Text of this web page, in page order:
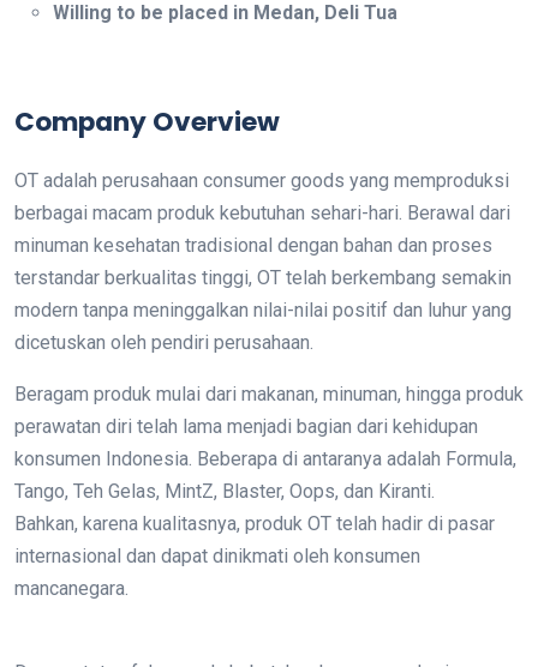
Willing to be placed in Medan, Deli Tua
Company Overview
OT adalah perusahaan consumer goods yang memproduksi
berbagai macam produk kebutuhan sehari-hari. Berawal dari
minuman kesehatan tradisional dengan bahan dan proses
terstandar berkualitas tinggi, OT telah berkembang semakin
modern tanpa meninggalkan nilai-nilai positif dan luhur yang
dicetuskan oleh pendiri perusahaan.
Beragam produk mulai dari makanan, minuman, hingga produk
perawatan diri telah lama menjadi bagian dari kehidupan
konsumen Indonesia. Beberapa di antaranya adalah Formula,
Tango, Teh Gelas, MintZ, Blaster, Oops, dan Kiranti.
Bahkan, karena kualitasnya, produk OT telah hadir di pasar
internasional dan dapat dinikmati oleh konsumen
mancanegara.